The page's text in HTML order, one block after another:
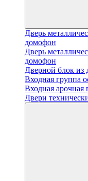
Дверь
домофон
Дверь
домофон
Дверной блок из
Входная группа
Входная арочная
Двери